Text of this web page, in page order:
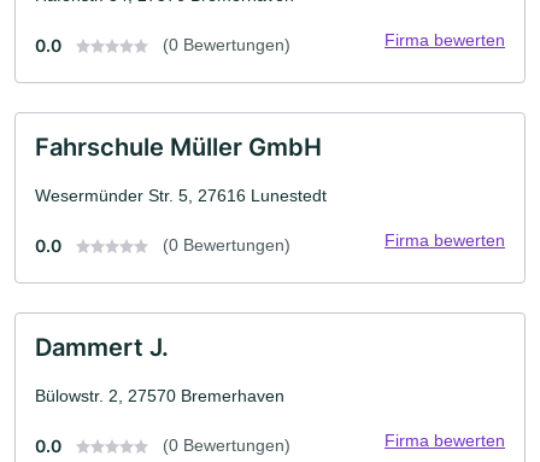
0.0 (0 Bewertungen) Firma bewerten
Fahrschule Müller GmbH
Wesermünder Str. 5, 27616 Lunestedt
0.0 (0 Bewertungen) Firma bewerten
Dammert J.
Bülowstr. 2, 27570 Bremerhaven
0.0 (0 Bewertungen) Firma bewerten